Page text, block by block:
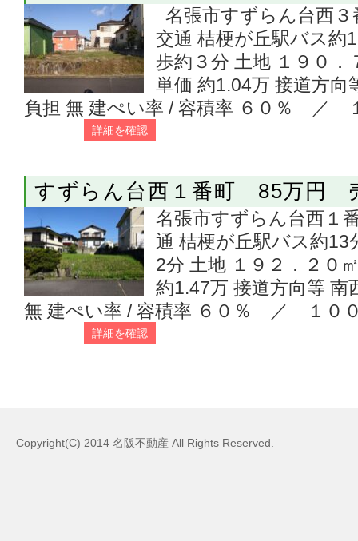
名張市すずらん台西
交通 桔梗が丘駅バス
歩約３分 土地 １９０．
単価 約1.04万 接道方
負担 無 建ぺい率 / 容積率 ６０％ ／
詳細を確認
すずらん台西１番町 85万円
名張市すずらん台西１
通 桔梗が丘駅バス約
2分 土地 １９２．２０
約1.47万 接道方向等
無 建ぺい率 / 容積率 ６０％ ／ １０
詳細を確認
Copyright(C) 2014 名阪不動産 All Rights Reserved.